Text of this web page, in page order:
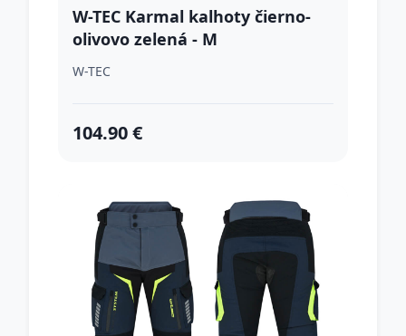
W-TEC Karmal kalhoty čierno-
olivovo zelená - M
W-TEC
104.90 €